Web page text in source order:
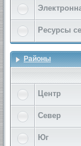
Ресурсы
Районы
Центр
Север
Юг